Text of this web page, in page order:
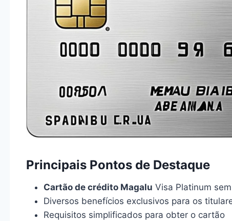
Principais Pontos de Destaque
Cartão de crédito Magalu Visa Platinum
Diversos benefícios exclusivos para os
Requisitos simplificados para obter o cartão